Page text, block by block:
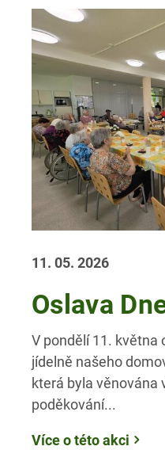
11. 05. 2026
Oslava
V pondělí 11. května
jídelně našeho
která byla věnována
poděkování...
Více o této akci